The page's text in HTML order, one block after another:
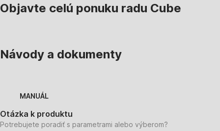
Objavte celú ponuku radu Cube
Návody a dokumenty
MANUÁL
Otázka k produktu
Potrebujete poradiť s parametrami alebo výberom?